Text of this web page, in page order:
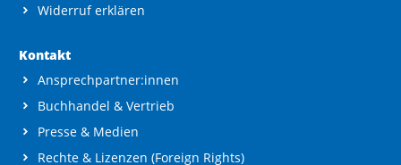
Widerruf erklären
Kontakt
Ansprechpartner:innen
Buchhandel & Vertrieb
Presse & Medien
Rechte & Lizenzen (Foreign Rights)